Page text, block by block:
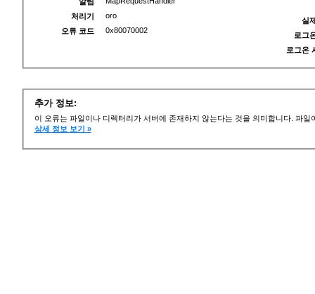
처리기
oro
오류 코드
0x80070002
실
로그
로그온
추가 정보:
이 오류는 파일이나 디렉터리가 서버에 존재하지 않는다는 것을 의미합니다. 파
상세 정보 보기 »